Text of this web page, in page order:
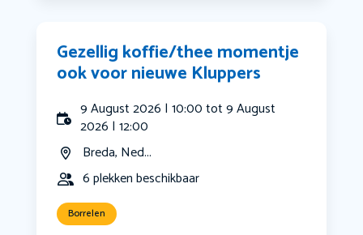
Gezellig koffie/thee momentje
ook voor nieuwe Kluppers
9 August 2026 | 10:00 tot 9 August
2026 | 12:00
Breda, Ned...
6 plekken beschikbaar
Borrelen